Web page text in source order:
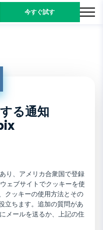
今すぐ試す
る通知
、アメリカ合衆国で登録
ェブサイトでクッキーを使
クッキーの使用方法とその
立ちます。追加の質問があ
にメールを送るか、上記の住